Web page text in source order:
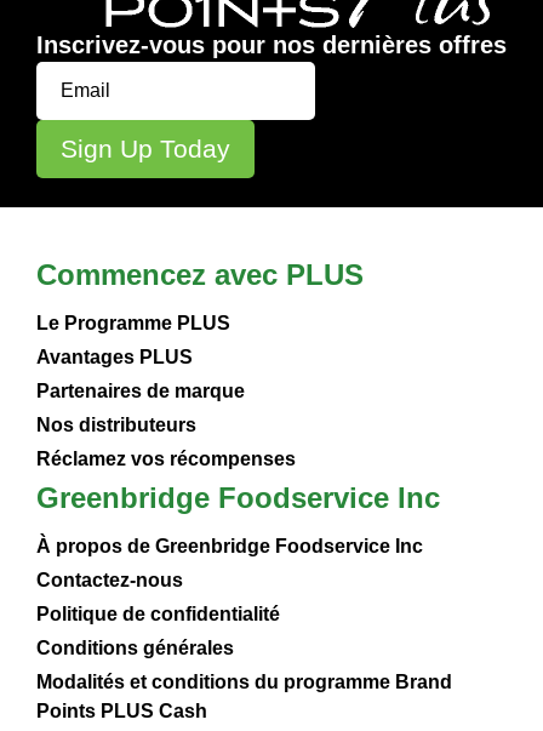
Inscrivez-vous pour nos dernières offres
Commencez avec PLUS
Le Programme PLUS
Avantages PLUS
Partenaires de marque
Nos distributeurs
Réclamez vos récompenses
Greenbridge Foodservice Inc
À propos de Greenbridge Foodservice Inc
Contactez-nous
Politique de confidentialité
Conditions générales
Modalités et conditions du programme Brand
Points PLUS Cash